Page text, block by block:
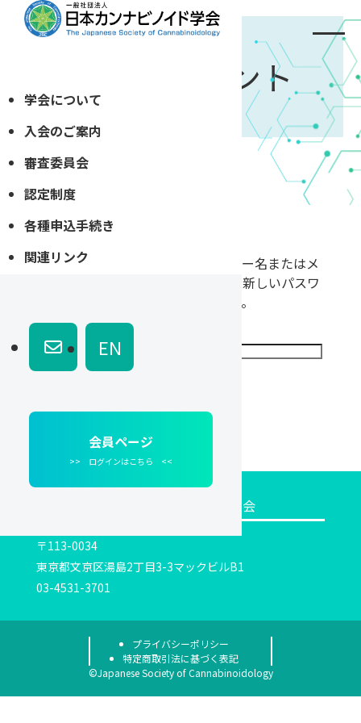
マイアカウント
ホーム»マイアカウント
パスワードをお忘れですか ? ユーザー名またはメ
ールアドレスを入力してください。新しいパスワ
ードを発行するリンクを送信します。
ユーザー名またはメールアドレス
須
学会について
入会のご案内
審査委員会
認定制度
各種申込手続き
関連リンク
EN
会員ページ
>> ログインはこちら <<
一般社団法人日本カンナビノイド学会
〒113-0034
東京都文京区湯島2丁目3-3マックビルB1
03-4531-3701
プライバシーポリシー
特定商取引法に基づく表記
©Japanese Society of Cannabinoidology